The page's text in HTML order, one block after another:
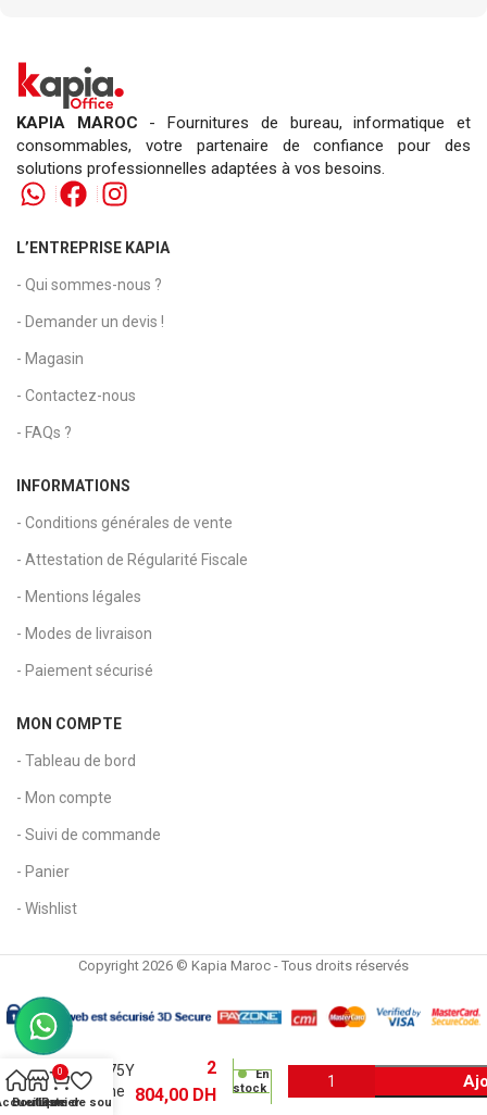
KAPIA MAROC - Fournitures de bureau, informatique et
consommables, votre partenaire de confiance pour des
solutions professionnelles adaptées à vos besoins.
L’ENTREPRISE KAPIA
- Qui sommes-nous ?
- Demander un devis !
- Magasin
- Contactez-nous
- FAQs ?
INFORMATIONS
- Conditions générales de vente
- Attestation de Régularité Fiscale
- Mentions légales
- Modes de livraison
- Paiement sécurisé
MON COMPTE
- Tableau de bord
- Mon compte
- Suivi de commande
- Panier
- Wishlist
Copyright 2026 © Kapia Maroc - Tous droits réservés
Toner
original
TK8375Y
– Jaune
2
804,00 DH
En
stock
Boutique
0
Panier
Liste de souhaits